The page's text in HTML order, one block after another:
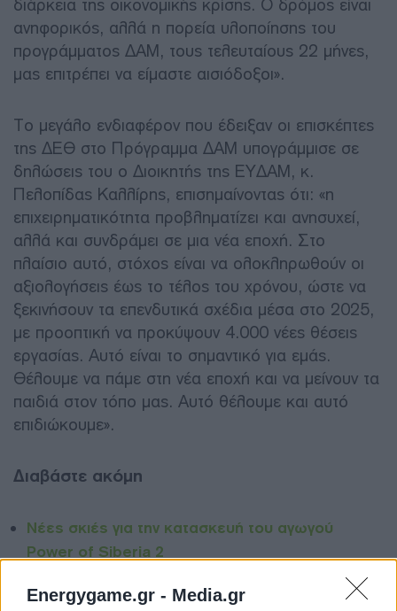
Energygame.gr - Media.gr
διάρκεια της οικονομικής κρίσης. Ο δρόμος είναι
ανηφορικός, αλλά η πορεία υλοποίησης του
προγράμματος ΔΑΜ, τους τελευταίους 22 μήνες,
μας επιτρέπει να είμαστε αισιόδοξοι».
Το μεγάλο ενδιαφέρον που έδειξαν οι επισκέπτες
της ΔΕΘ στο Πρόγραμμα ΔΑΜ υπογράμμισε σε
δηλώσεις του ο Διοικητής της ΕΥΔΑΜ, κ.
Πελοπίδας Καλλίρης, επισημαίνοντας ότι: «η
επιχειρηματικότητα προβληματίζει και ανησυχεί,
αλλά και συνδράμει σε μια νέα εποχή. Στο
πλαίσιο αυτό, στόχος είναι να ολοκληρωθούν οι
αξιολογήσεις έως το τέλος του χρόνου, ώστε να
ξεκινήσουν τα επενδυτικά σχέδια μέσα στο 2025,
με προοπτική να προκύψουν 4.000 νέες θέσεις
εργασίας. Αυτό είναι το σημαντικό για εμάς.
Θέλουμε να πάμε στη νέα εποχή και να μείνουν τα
παιδιά στον τόπο μας. Αυτό θέλουμε και αυτό
επιδιώκουμε».
Διαβάστε ακόμη
Nέες σκιές για την κατασκευή του αγωγού
Power of Siberia 2
Σδούκου: Η Ελλάδα “κλειδί” για την ενεργειακή